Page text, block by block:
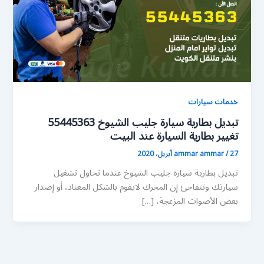
خدمات سيارات
تبديل بطارية سيارة جليب الشيوخ 55445363
تغيير بطارية السيارة عند البيت
ammar ammar/27 أبريل، 2020
تبديل بطارية سيارة جليب الشيوخ عندما تحاول تشغيل
سيارتك وتتفاجئ إن المحرك لايقوم بالشكل المعتاد، أو إصدار
بعض الأصوات المزعجة، […]